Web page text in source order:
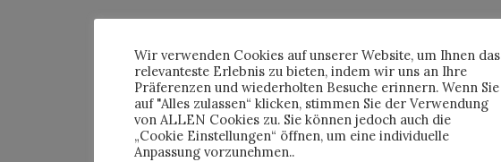
Wir verwenden Cookies auf unserer Website, um Ihnen das
relevanteste Erlebnis zu bieten, indem wir uns an Ihre
Präferenzen und wiederholten Besuche erinnern. Wenn Sie
auf "Alles zulassen“ klicken, stimmen Sie der Verwendung
von ALLEN Cookies zu. Sie können jedoch auch die
„Cookie Einstellungen“ öffnen, um eine individuelle
Anpassung vorzunehmen..